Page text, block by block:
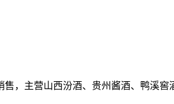
，主营山西汾酒、贵州酱酒、鸭溪